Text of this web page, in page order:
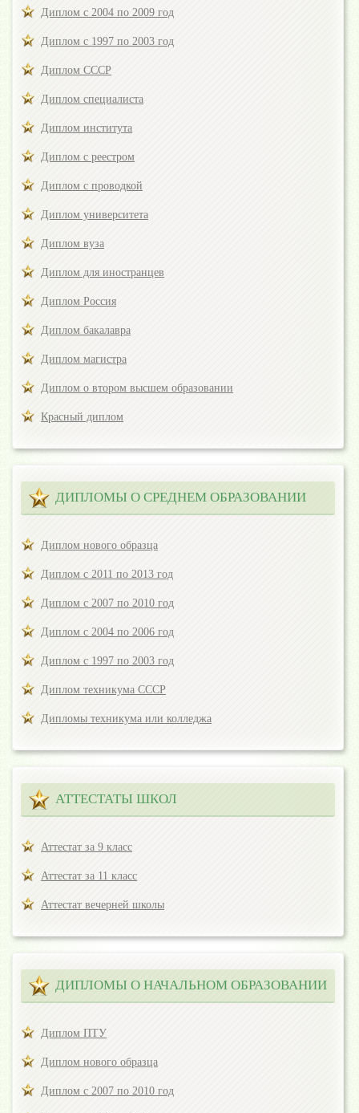
Диплом с 2004 по 2009 год
Диплом с 1997 по 2003 год
Диплом СССР
Диплом специалиста
Диплом института
Диплом с реестром
Диплом с проводкой
Диплом университета
Диплом вуза
Диплом для иностранцев
Диплом Россия
Диплом бакалавра
Диплом магистра
Диплом о втором высшем образовании
Красный диплом
ДИПЛОМЫ О СРЕДНЕМ ОБРАЗОВАНИИ
Диплом нового образца
Диплом с 2011 по 2013 год
Диплом с 2007 по 2010 год
Диплом с 2004 по 2006 год
Диплом с 1997 по 2003 год
Диплом техникума СССР
Дипломы техникума или колледжа
АТТЕСТАТЫ ШКОЛ
Аттестат за 9 класс
Аттестат за 11 класс
Аттестат вечерней школы
ДИПЛОМЫ О НАЧАЛЬНОМ ОБРАЗОВАНИИ
Диплом ПТУ
Диплом нового образца
Диплом с 2007 по 2010 год